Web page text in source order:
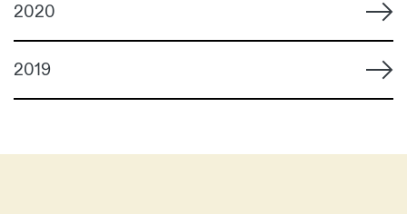
2020
2019